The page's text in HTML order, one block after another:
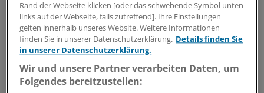
DAS KÖNNTE SIE AUCH INTERESSIEREN
Rand der Webseite klicken [oder das schwebende Symbol unten
links auf der Webseite, falls zutreffend]. Ihre Einstellungen
gelten innerhalb unseres Website. Weitere Informationen
finden Sie in unserer Datenschutzerklärung. Details finden Sie
in unserer Datenschutzerklärung.
Wir und unsere Partner verarbeiten Daten, um
Folgendes bereitzustellen: